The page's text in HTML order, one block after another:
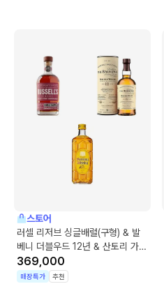
스토어
러셀 리저브 싱글배럴(구형) & 발
베니 더블우드 12년 & 산토리 가쿠
빈
369,000
매장특가 추천